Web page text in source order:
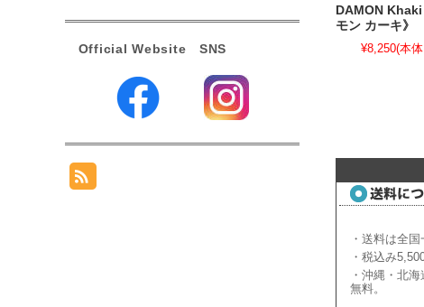
DAMON Khaki
モン カーキ》
¥8,250(本
・送料は全国
・税込み
・沖縄・北
無料。
Official Website SNS